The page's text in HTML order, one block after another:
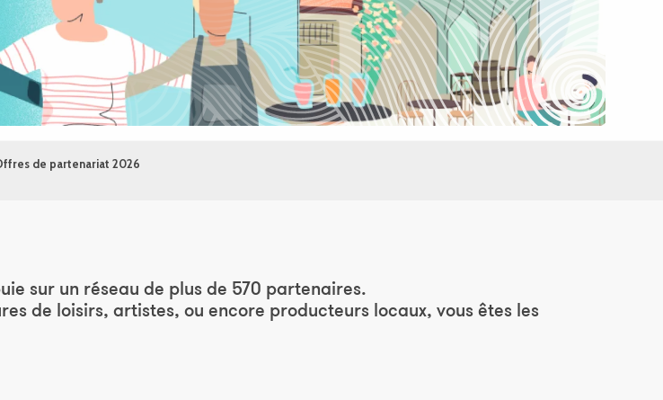
de partenariat 2026
sur un réseau de plus de 570 partenaires.
de loisirs, artistes, ou encore producteurs locaux, vous êtes les